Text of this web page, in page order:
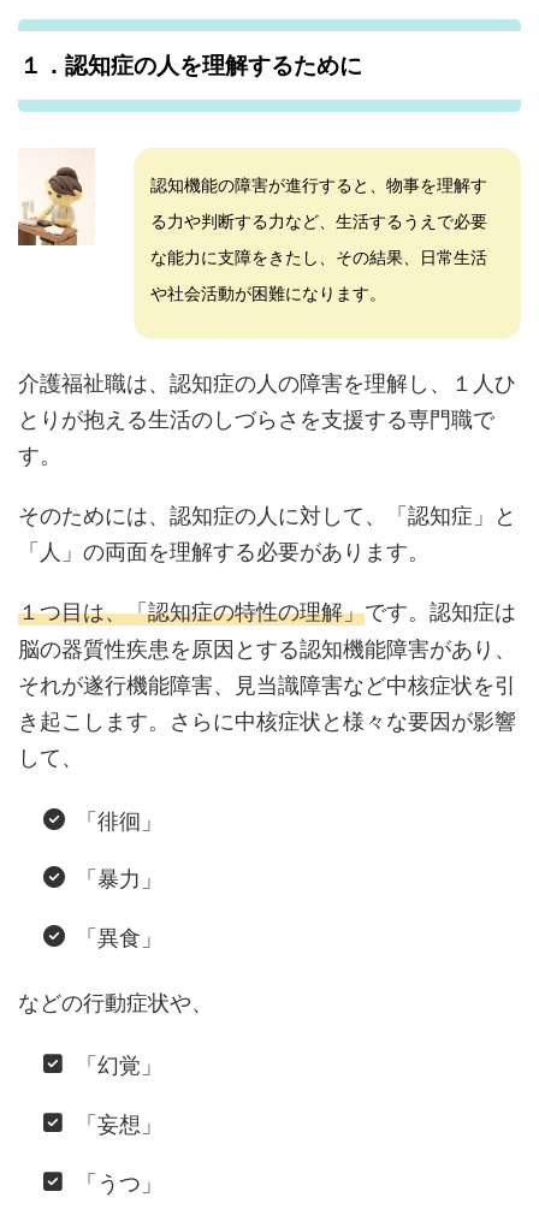
１．認知症の人を理解するために
認知機能の障害が進行すると、物事を理解す
る力や判断する力など、生活するうえで必要
な能力に支障をきたし、その結果、日常生活
や社会活動が困難になります。
介護福祉職は、認知症の人の障害を理解し、１人ひ
とりが抱える生活のしづらさを支援する専門職で
す。
そのためには、認知症の人に対して、「認知症」と
「人」の両面を理解する必要があります。
１つ目は、「認知症の特性の理解」です。認知症は
脳の器質性疾患を原因とする認知機能障害があり、
それが遂行機能障害、見当識障害など中核症状を引
き起こします。さらに中核症状と様々な要因が影響
して、
「徘徊」
「暴力」
「異食」
などの行動症状や、
「幻覚」
「妄想」
「うつ」